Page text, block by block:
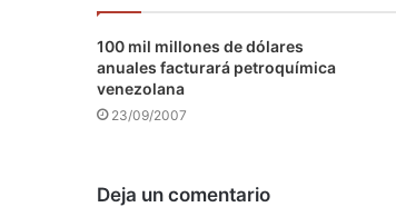
100 mil millones de dólares
anuales facturará petroquímica
venezolana
23/09/2007
Deja un comentario